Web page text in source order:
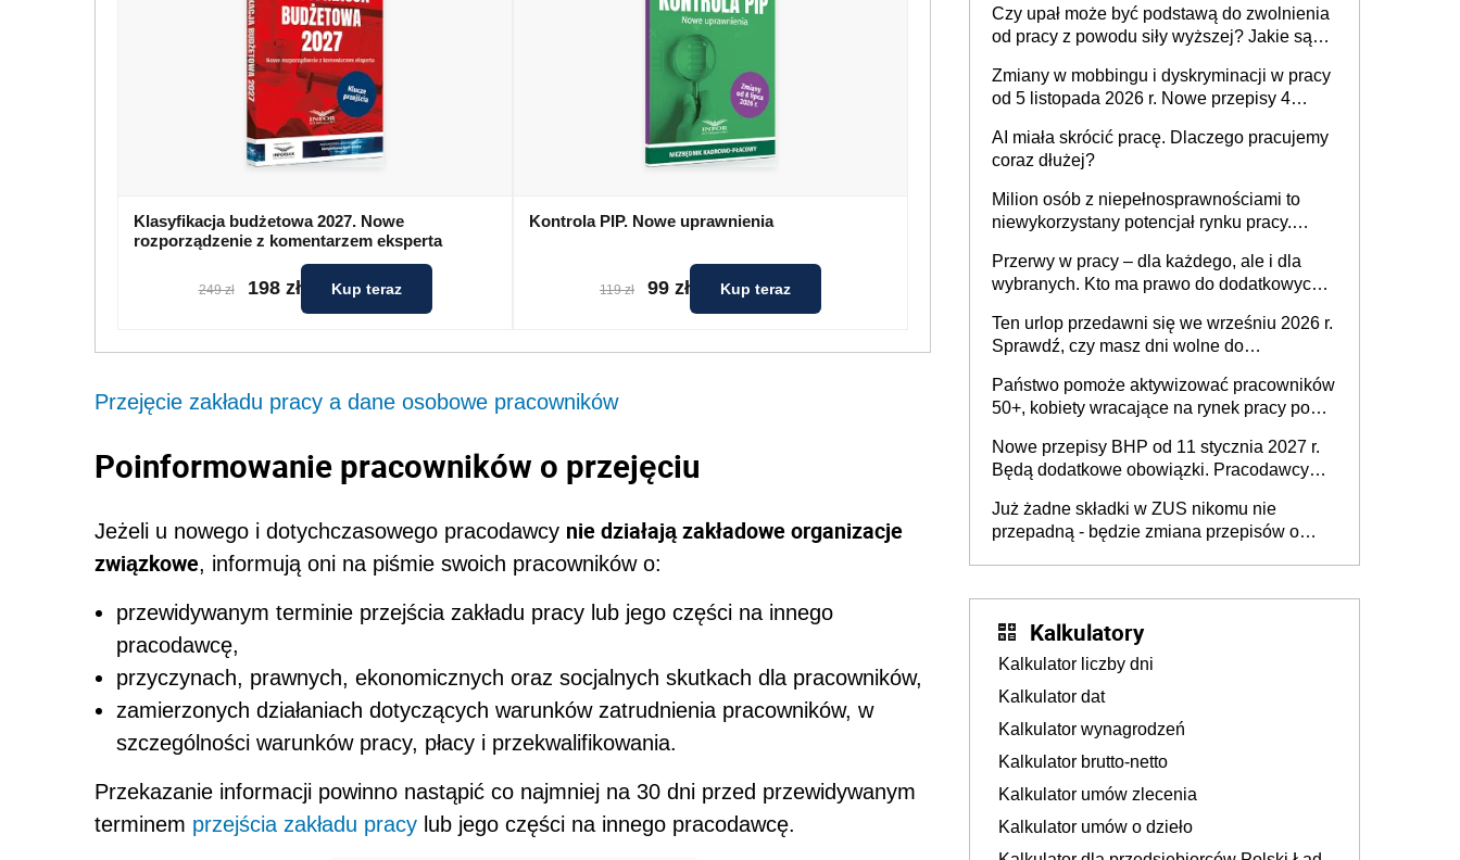
Klasyfikacja budżetowa 2027. Nowe
rozporządzenie z komentarzem eksperta
249 zł 198 zł Kup teraz
Kontrola PIP. Nowe uprawnienia
119 zł 99 zł Kup teraz
Przejęcie zakładu pracy a dane osobowe pracowników
Poinformowanie pracowników o przejęciu
Jeżeli u nowego i dotychczasowego pracodawcy nie działają zakładowe organizacje
związkowe, informują oni na piśmie swoich pracowników o:
przewidywanym terminie przejścia zakładu pracy lub jego części na innego
pracodawcę,
przyczynach, prawnych, ekonomicznych oraz socjalnych skutkach dla pracowników,
zamierzonych działaniach dotyczących warunków zatrudnienia pracowników, w
szczególności warunków pracy, płacy i przekwalifikowania.
Przekazanie informacji powinno nastąpić co najmniej na 30 dni przed przewidywanym
terminem przejścia zakładu pracy lub jego części na innego pracodawcę.
Czy upał może być podstawą do zwolnienia
od pracy z powodu siły wyższej? Jakie są
Zmiany w mobbingu i dyskryminacji w pracy
od 5 listopada 2026 r. Nowe przepisy 4
Ustaw
AI miała skrócić pracę. Dlaczego pracujemy
coraz dłużej?
Milion osób z niepełnosprawnościami to
niewykorzystany potencjał rynku pracy.
dofinansowań czy refundacji, ale bariery po
stronie systemu i świadomości
pracodawców [WYWIAD]
Przerwy w pracy – dla każdego, ale i dla
wybranych. Kto ma prawo do dodatkowych
Ten urlop przedawni się we wrześniu 2026 r.
Sprawdź, czy masz dni wolne do
Państwo pomoże aktywizować pracowników
50+, kobiety wracające na rynek pracy po
osoby neuroatypowe. Powstanie Fundusz
na rzecz Inkluzywności w Zatrudnianiu?
Nowe przepisy BHP od 11 stycznia 2027 r.
Będą dodatkowe obowiązki. Pracodawcy
Już żadne składki w ZUS nikomu nie
przepadną - będzie zmiana przepisów o
Kalkulatory
Kalkulator liczby dni
Kalkulator dat
Kalkulator wynagrodzeń
Kalkulator brutto-netto
Kalkulator umów zlecenia
Kalkulator umów o dzieło